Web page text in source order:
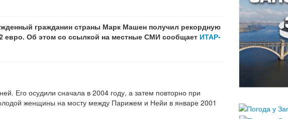
гражданин страны Марк Машен получил рекордную
евро. Об этом со ссылкой на местные СМИ сообщает ИТАР-
Его осудили сначала в 2004 году, а затем повторно при
женщины на мосту между Парижем и Нейи в январе 2001